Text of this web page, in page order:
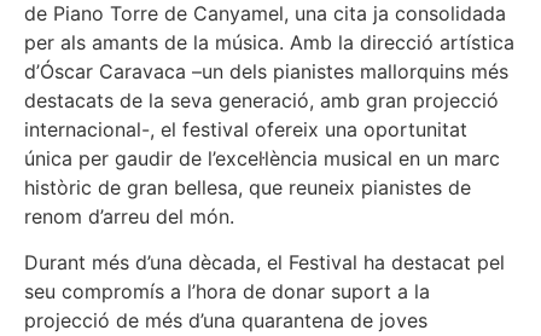
de Piano Torre de Canyamel, una cita ja consolidada
per als amants de la música. Amb la direcció artística
d’Óscar Caravaca –un dels pianistes mallorquins més
destacats de la seva generació, amb gran projecció
internacional-, el festival ofereix una oportunitat
única per gaudir de l’excel·lència musical en un marc
històric de gran bellesa, que reuneix pianistes de
renom d’arreu del món.
Durant més d’una dècada, el Festival ha destacat pel
seu compromís a l’hora de donar suport a la
projecció de més d’una quarantena de joves